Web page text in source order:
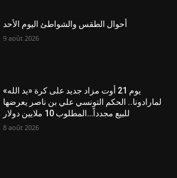
أحوال الطقس والشواطئ اليوم الأحد
9 août 2026
يوم 21 أوت مزاد جديد على كرة «يد الله»
لمارادونا.. الحكم التونسي علي بن ناصر يعرضها
للبيع مجدداً…المطلوب 10 ملايين دولار
8 août 2026